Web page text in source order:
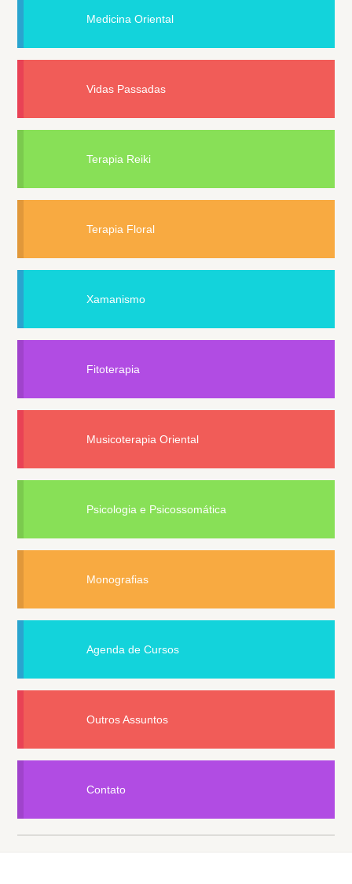
Medicina Oriental
Vidas Passadas
Terapia Reiki
Terapia Floral
Xamanismo
Fitoterapia
Musicoterapia Oriental
Psicologia e Psicossomática
Monografias
Agenda de Cursos
Outros Assuntos
Contato